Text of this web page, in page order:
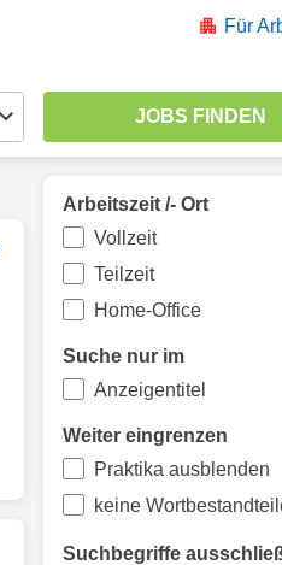
Für
Arbeitszeit /- Ort
Vollzeit
Teilzeit
Home-Office
Suche nur im
Anzeigentitel
Weiter eingrenzen
Praktika ausblenden
keine
Suchbegriffe